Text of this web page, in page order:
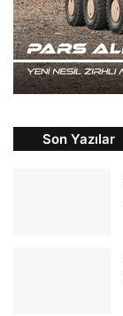
Son Yazılar